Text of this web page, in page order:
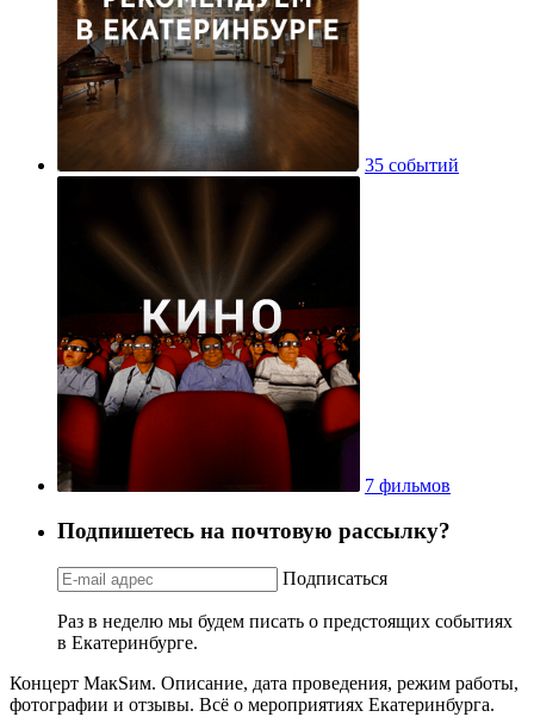
35 событий
7 фильмов
Подпишетесь на почтовую рассылку?
Подписаться
Раз в неделю мы будем писать о предстоящих событиях
в Екатеринбурге.
Концерт МакSим. Описание, дата проведения, режим работы,
фотографии и отзывы. Всё о мероприятиях Екатеринбурга.